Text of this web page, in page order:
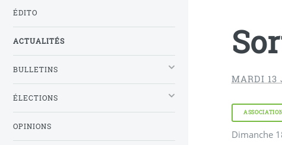
MARDI 13
Dimanche
ÉDITO
ACTUALITÉS
BULLETINS
ÉLECTIONS
OPINIONS